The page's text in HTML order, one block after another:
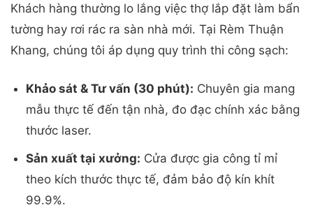
Khách hàng thường lo lắng việc thợ lắp đặt làm bẩn
tường hay rơi rác ra sàn nhà mới. Tại Rèm Thuận
Khang, chúng tôi áp dụng quy trình thi công sạch:
Khảo sát & Tư vấn (30 phút): Chuyên gia mang
mẫu thực tế đến tận nhà, đo đạc chính xác bằng
thước laser.
Sản xuất tại xưởng: Cửa được gia công tỉ mỉ
theo kích thước thực tế, đảm bảo độ kín khít
99.9%.